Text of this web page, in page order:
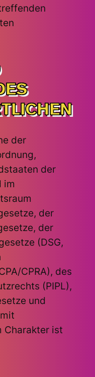
der
der
im
der
der
(DSG,
CPRA), des
(PIPL),
und
Charakter ist